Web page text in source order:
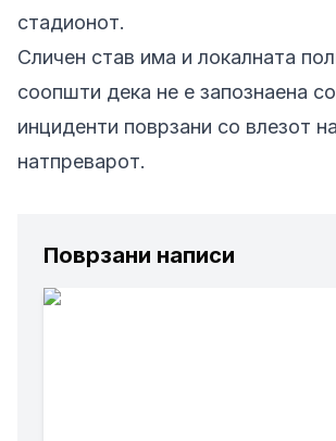
стадионот.
Сличен став има и локалната
соопшти дека не е запознаена
инциденти поврзани со влезот
натпреварот.
Поврзани написи